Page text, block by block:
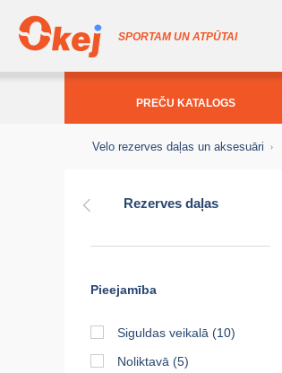
SPORTAM UN ATPŪTAI
PREČU KATALOGS
Velo rezerves daļas un aksesuāri
Rezerves daļas
Pieejamība
Siguldas veikalā (10)
Noliktavā (5)